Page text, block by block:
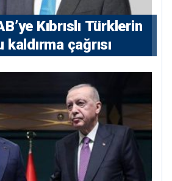
Kıbrıslı Türklerin
çağrısı